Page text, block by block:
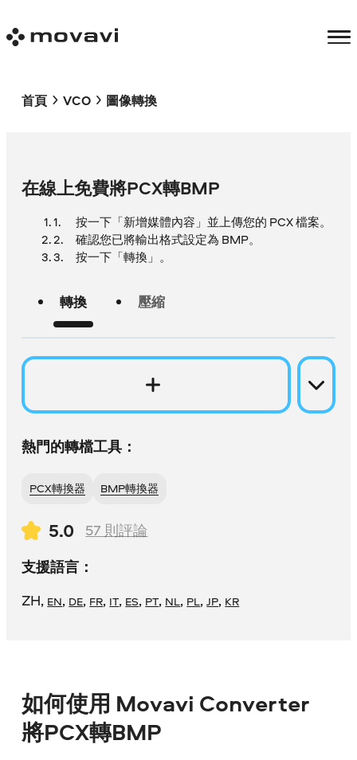
首頁 VCO 圖像轉換
在線上免費將PCX轉BMP
按一下「新增媒體內容」並上傳您的 PCX 檔案。
確認您已將輸出格式設定為 BMP。
按一下「轉換」。
轉換 壓縮
熱門的轉檔工具：
PCX轉換器 BMP轉換器
5.0 57 則評論
支援語言：
ZH, EN, DE, FR, IT, ES, PT, NL, PL,JP, KR
如何使用 Movavi Converter
將PCX轉BMP